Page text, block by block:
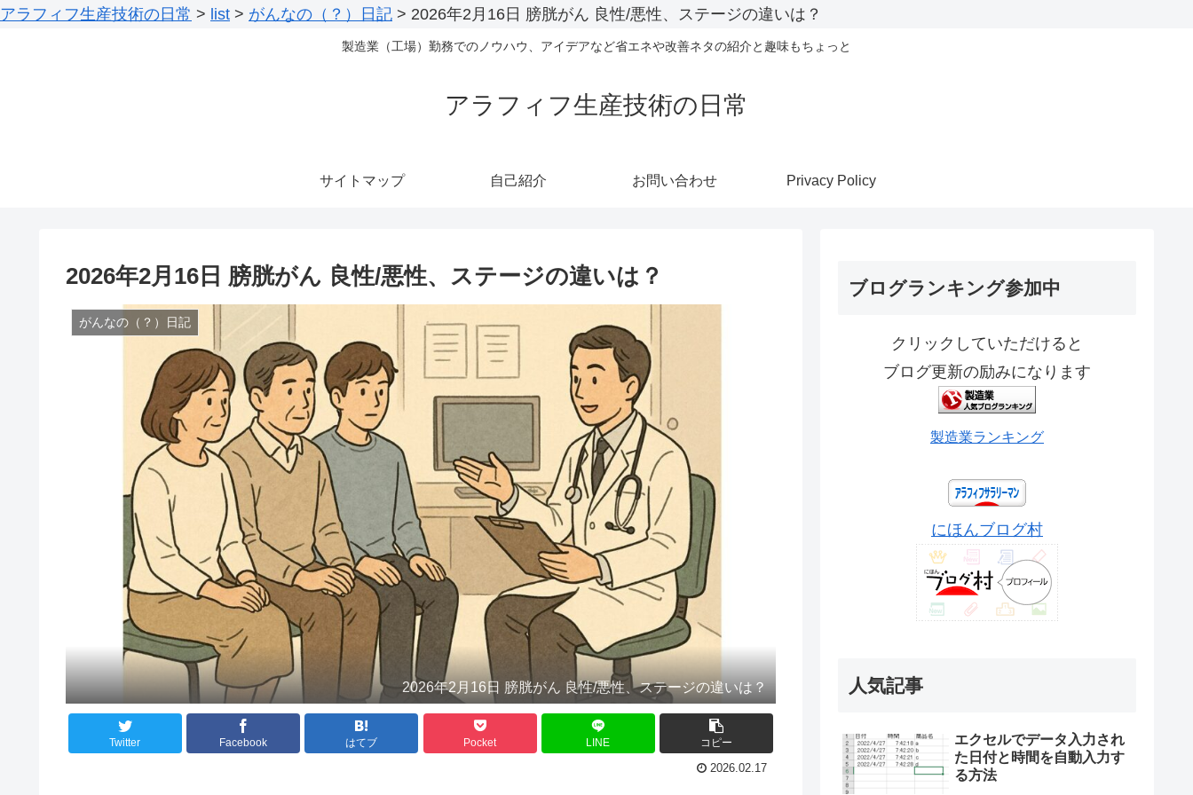
アラフィフ生産技術の日常 > list > がんなの（？）日記 > 2026年2月16日 膀胱がん 良性/悪性、ステージの違いは？
製造業（工場）勤務でのノウハウ、アイデアなど省エネや改善ネタの紹介と趣味もちょっと
アラフィフ生産技術の日常
サイトマップ 自己紹介 お問い合わせ Privacy Policy
2026年2月16日 膀胱がん 良性/悪性、ステージの違いは？
がんなの（？）日記
2026年2月16日 膀胱がん 良性/悪性、ステージの違いは？
Twitter Facebook はてブ Pocket LINE コピー
2026.02.17
ブログランキング参加中
クリックしていただけると
ブログ更新の励みになります
製造業ランキング
にほんブログ村
人気記事
エクセルでデータ入力され
た日付と時間を自動入力す
る方法